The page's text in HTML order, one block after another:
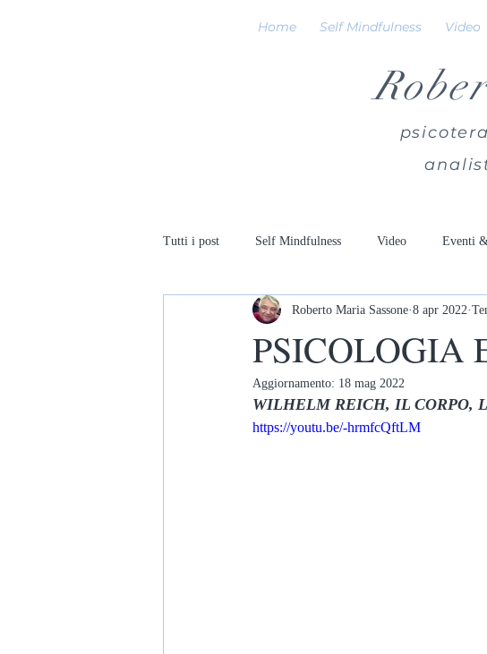
Home Self Mindfulness Video
Tutti i post Self Mindfulness Video Eventi
PSICOLOGIA
Roberto Maria Sassone 8 apr 2022
Aggiornamento: 18 mag 2022
WILHELM REICH, IL CORPO,
https://youtu.be/-hrmfcQftLM